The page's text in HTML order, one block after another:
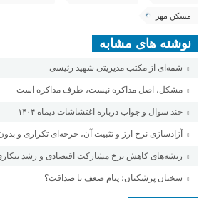
مسکن مهر
نوشته های مشابه
شمه‌ای از مکتب مدیریتی شهید رئیسی
مشکل، اصل مذاکره نیست، طرف مذاکره است
چند سوال و جواب درباره اغتشاشات دیماه ۱۴۰۴
آزادسازی نرخ ارز و تثبیت آن، چرخه‌ای تکراری و
ریشه‌های کاهش نرخ مشارکت اقتصادی و رشد بیکاری
سخنان پزشکیان؛ پیام ضعف یا صداقت؟